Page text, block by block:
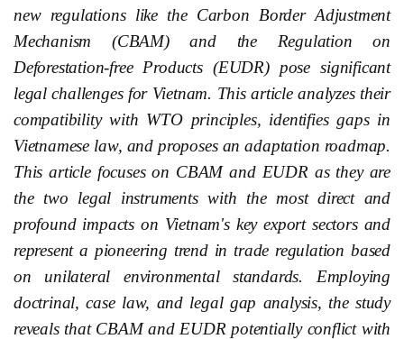
new regulations like the Carbon Border Adjustment
Mechanism (CBAM) and the Regulation on
Deforestation-free Products (EUDR) pose significant
legal challenges for Vietnam. This article analyzes their
compatibility with WTO principles, identifies gaps in
Vietnamese law, and proposes an adaptation roadmap.
This article focuses on CBAM and EUDR as they are
the two legal instruments with the most direct and
profound impacts on Vietnam's key export sectors and
represent a pioneering trend in trade regulation based
on unilateral environmental standards. Employing
doctrinal, case law, and legal gap analysis, the study
reveals that CBAM and EUDR potentially conflict with